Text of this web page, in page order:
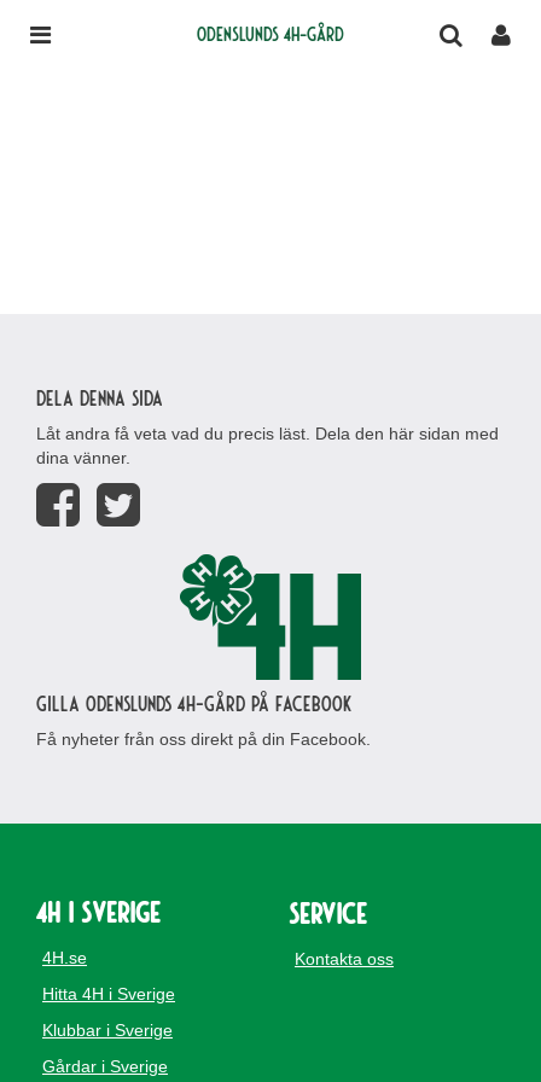
Odenslunds 4H-gård
Dela denna sida
Låt andra få veta vad du precis läst. Dela den här sidan med
dina vänner.
Gilla Odenslunds 4H-gård på Facebook
Få nyheter från oss direkt på din Facebook.
4H i Sverige
4H.se
Hitta 4H i Sverige
Klubbar i Sverige
Gårdar i Sverige
Service
Kontakta oss